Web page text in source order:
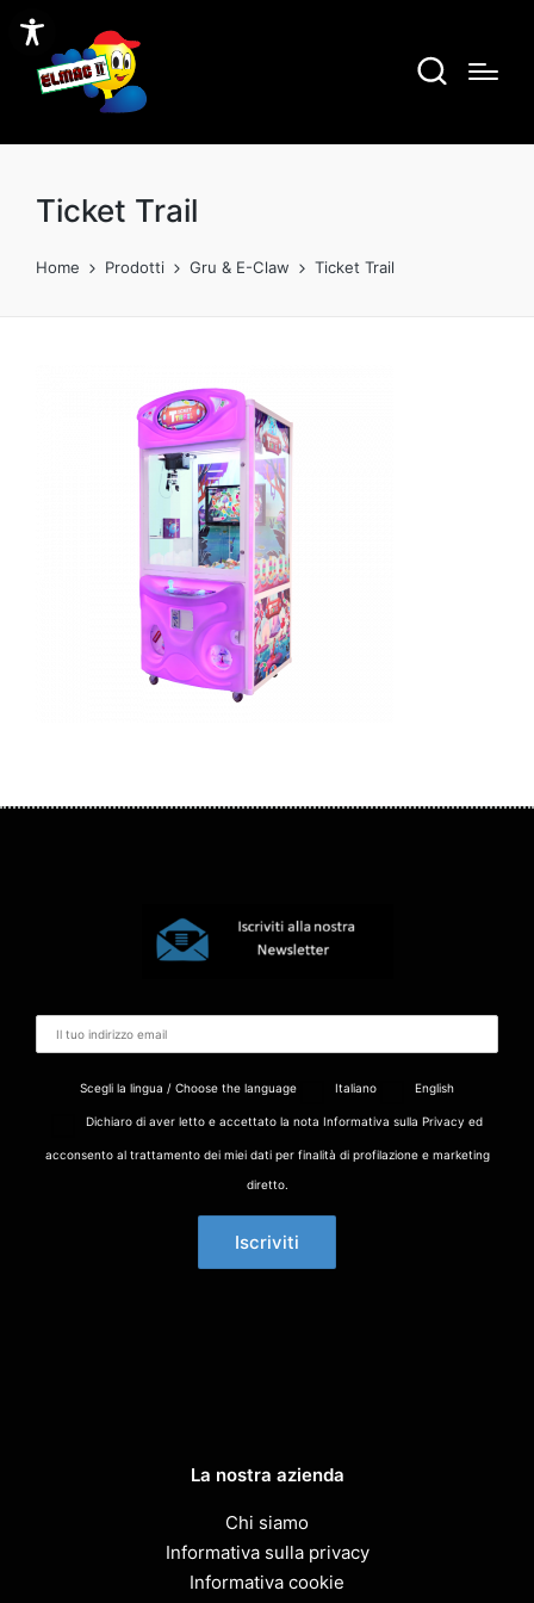
Ticket Trail
Home Prodotti Gru & E-Claw Ticket Trail
Scegli la lingua / Choose the language Italiano English
Dichiaro di aver letto e accettato la nota Informativa sulla Privacy ed
acconsento al trattamento dei miei dati per finalità di profilazione e marketing
diretto.
La nostra azienda
Chi siamo
Informativa sulla privacy
Informativa cookie